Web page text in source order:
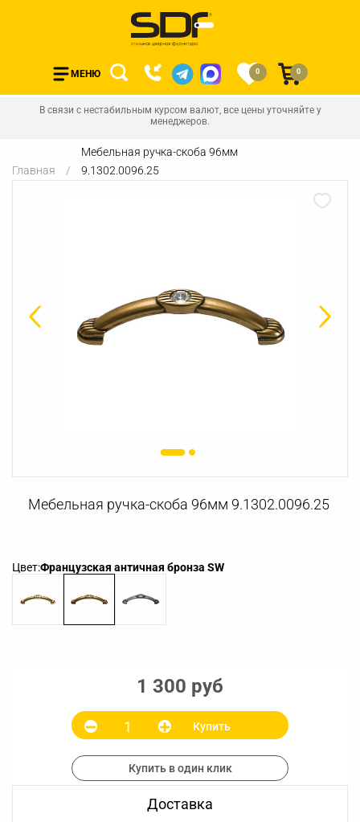
МЕНЮ 0 0
В связи с нестабильным курсом валют, все цены уточняйте у
менеджеров.
Главная
Мебельная ручка-скоба 96мм
9.1302.0096.25
Мебельная ручка-скоба 96мм 9.1302.0096.25
Цвет:Французская античная бронза SW
1 300 руб
Купить
Купить в один клик
Доставка